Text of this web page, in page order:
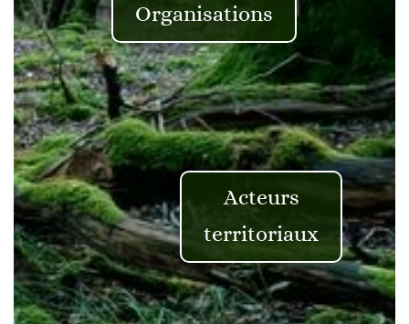
Organisations
Acteurs
territoriaux